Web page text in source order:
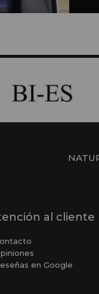
al cliente
en Google